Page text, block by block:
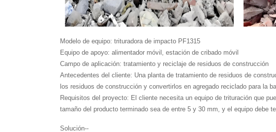
Modelo de equipo: trituradora de impacto PF1315
Equipo de apoyo: alimentador móvil, estación de cribado móvil
Campo de aplicación: tratamiento y reciclaje de residuos de construcción
Antecedentes del cliente: Una planta de tratamiento de residuos de
los residuos de construcción y convertirlos en agregado reciclado para la
Requisitos del proyecto: El cliente necesita un equipo de trituración que
tamaño del producto terminado sea de entre 5 y 30 mm, y el equipo debe
Solución--